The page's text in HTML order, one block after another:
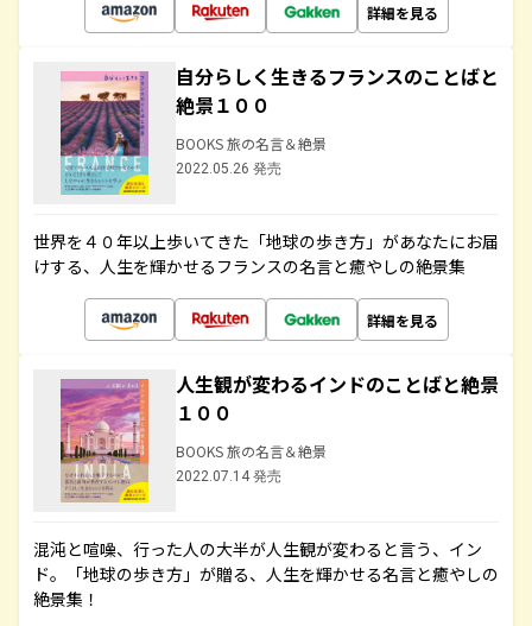
詳細を見る
自分らしく生きるフランスのことばと
絶景１００
BOOKS 旅の名言＆絶景
2022.05.26 発売
世界を４０年以上歩いてきた「地球の歩き方」があなたにお届
けする、人生を輝かせるフランスの名言と癒やしの絶景集
詳細を見る
人生観が変わるインドのことばと絶景
１００
BOOKS 旅の名言＆絶景
2022.07.14 発売
混沌と喧噪、行った人の大半が人生観が変わると言う、イン
ド。「地球の歩き方」が贈る、人生を輝かせる名言と癒やしの
絶景集！